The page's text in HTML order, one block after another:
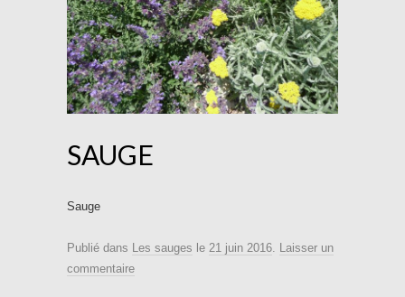
SAUGE
Sauge
Publié dans Les sauges le 21 juin 2016. Laisser un
commentaire